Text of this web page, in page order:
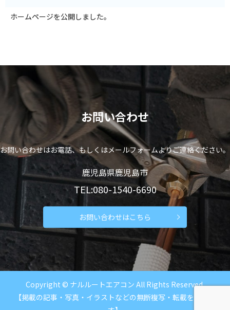
ホームページを公開しました。
お問い合わせ
お問い合わせはお電話、もしくはメールフォームよりご連絡ください。
鹿児島県鹿児島市
TEL:080-1540-6690
お問い合わせはこちら
Copyright © ナルルートエアコン All Rights Reserved.
【掲載の記事・写真・イラストなどの無断複写・転載を禁じま